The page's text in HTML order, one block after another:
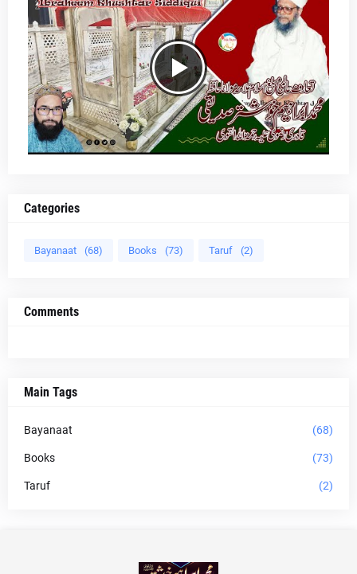
Categories
Bayanaat (68) Books (73) Taruf (2)
Comments
Main Tags
Bayanaat (68)
Books (73)
Taruf (2)